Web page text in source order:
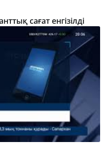
сағат енгізілді